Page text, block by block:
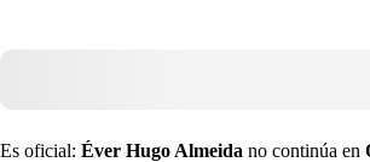
Es oficial: Éver Hugo Almeida no continúa en